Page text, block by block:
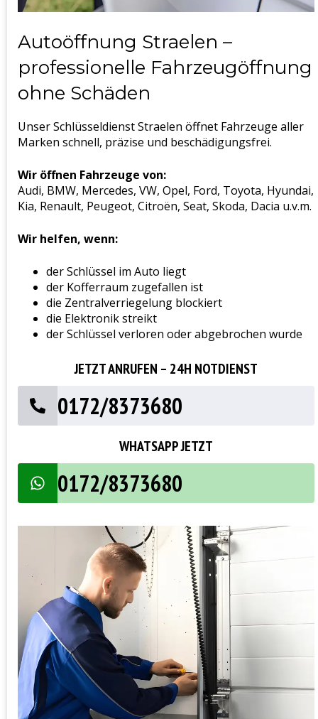
Autoöffnung Straelen –
professionelle Fahrzeugöffnung
ohne Schäden
Unser Schlüsseldienst Straelen öffnet Fahrzeuge aller
Marken schnell, präzise und beschädigungsfrei.
Wir öffnen Fahrzeuge von:
Audi, BMW, Mercedes, VW, Opel, Ford, Toyota, Hyundai,
Kia, Renault, Peugeot, Citroën, Seat, Skoda, Dacia u.v.m.
Wir helfen, wenn:
der Schlüssel im Auto liegt
der Kofferraum zugefallen ist
die Zentralverriegelung blockiert
die Elektronik streikt
der Schlüssel verloren oder abgebrochen wurde
JETZT ANRUFEN – 24H NOTDIENST
0172/8373680
WHATSAPP JETZT
0172/8373680